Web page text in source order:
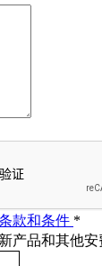
款和条件 *
产品和其他